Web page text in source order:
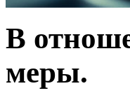
В
меры.